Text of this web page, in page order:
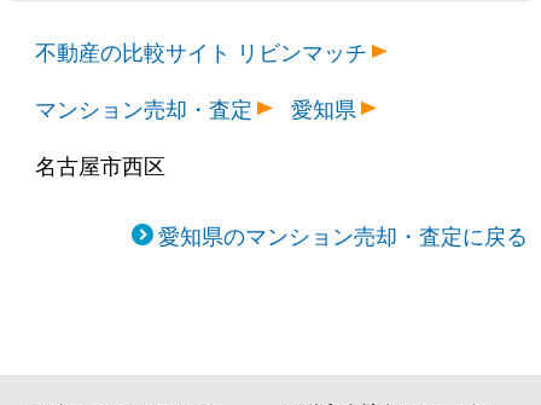
不動産の比較サイト リビンマッチ
マンション売却・査定
愛知県
名古屋市西区
愛知県のマンション売却・査定に戻る